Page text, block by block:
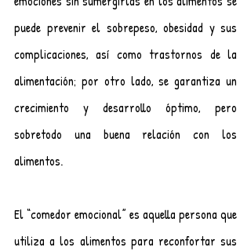
puede prevenir el sobrepeso, obesidad y sus
complicaciones, así como trastornos de la
alimentación; por otro lado, se garantiza un
crecimiento y desarrollo óptimo, pero
sobretodo una buena relación con los
alimentos.
El “comedor emocional” es aquella persona que
utiliza a los alimentos para reconfortar sus